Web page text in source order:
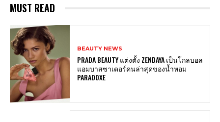
MUST READ
BEAUTY NEWS
PRADA BEAUTY แต่งตั้ง ZENDAYA เป็นโกลบอล
แอมบาสซาเดอร์คนล่าสุดของน้ำหอม
PARADOXE